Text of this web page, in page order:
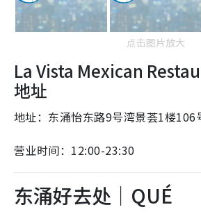
点击图片放大
La Vista Mexican
地址
地址：东涌怡东路9号湾景荟1楼106
营业时间：12:00-23:30
东涌好去处｜QUÉ